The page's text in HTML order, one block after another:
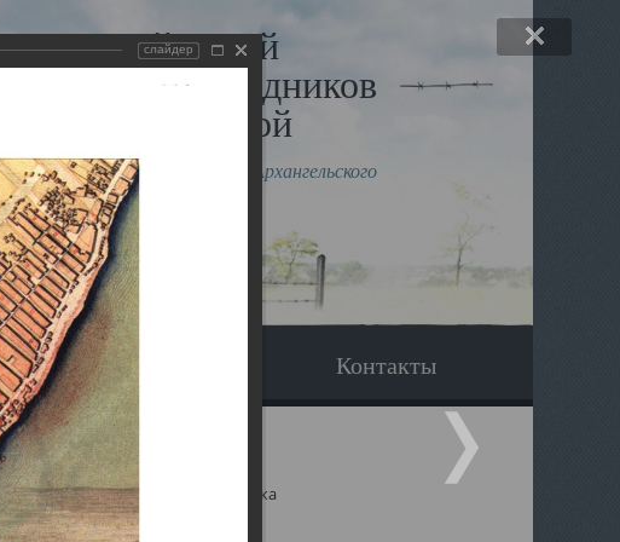
музей
и исповедников
Архангельской
митрополита Архангельского
и Холмогорского Даниила
Вопрос-ответ Контакты
Троицкий собор Архангельска
слайдер